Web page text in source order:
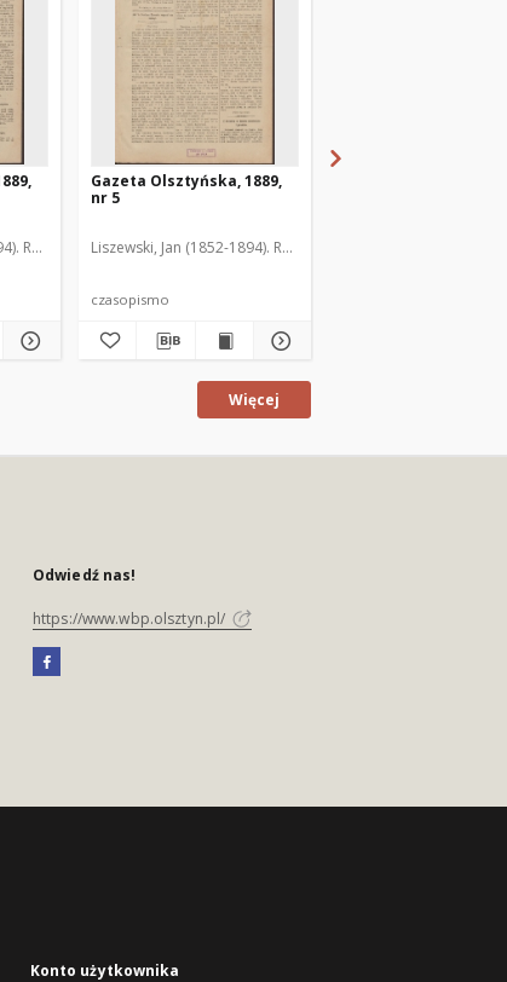
Red.
Gazeta Olsztyńska, 1889,
nr 5
Liszewski, Jan (1852-1894). Red.
czasopismo
Więcej
Odwiedź nas!
https://www.wbp.olsztyn.pl/
Konto użytkownika